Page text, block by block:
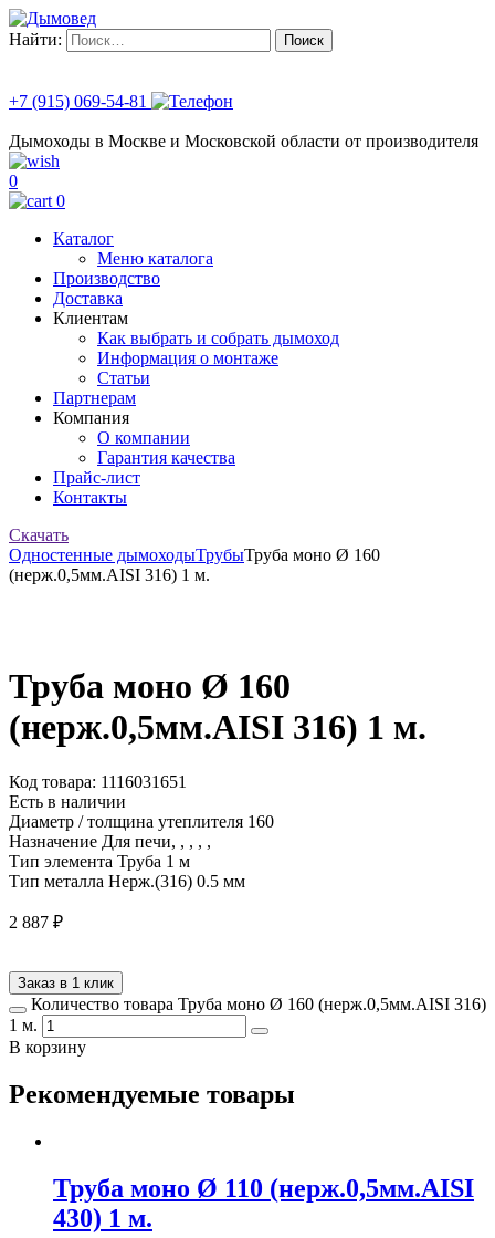
Найти:
+7 (915) 069-54-81
Дымоходы в Москве и Московской области от производителя
0
0
Каталог
Меню каталога
Производство
Доставка
Клиентам
Как выбрать и собрать дымоход
Информация о монтаже
Статьи
Партнерам
Компания
О компании
Гарантия качества
Прайс-лист
Контакты
Скачать
Одностенные дымоходыТрубыТруба моно Ø 160
(нерж.0,5мм.AISI 316) 1 м.
Труба моно Ø 160
(нерж.0,5мм.AISI 316) 1 м.
Код товара: 1116031651
Есть в наличии
Диаметр / толщина утеплителя 160
Назначение Для печи, , , , ,
Тип элемента Труба 1 м
Тип металла Нерж.(316) 0.5 мм
2 887 ₽
Заказ в 1 клик
Количество товара Труба моно Ø 160 (нерж.0,5мм.AISI 316)
1 м.
В корзину
Рекомендуемые товары
Труба моно Ø 110 (нерж.0,5мм.AISI
430) 1 м.